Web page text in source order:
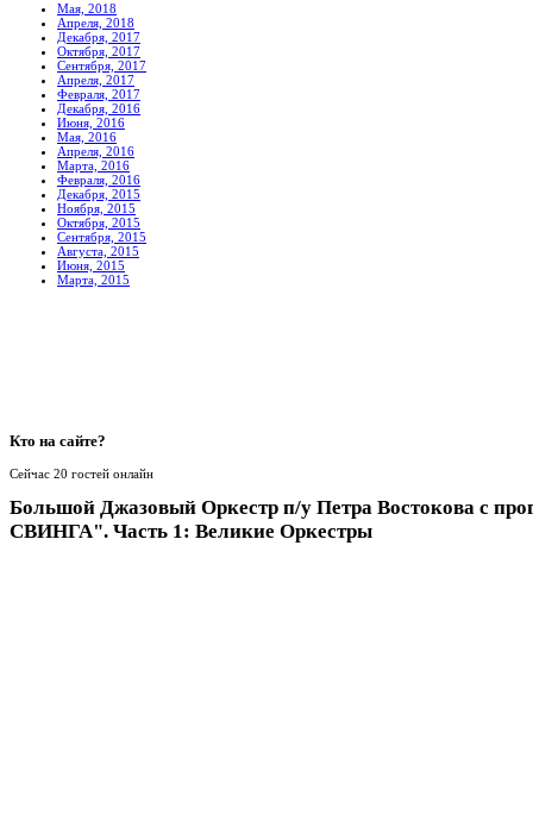
Мая, 2018
Апреля, 2018
Декабря, 2017
Октября, 2017
Сентября, 2017
Апреля, 2017
Февраля, 2017
Декабря, 2016
Июня, 2016
Мая, 2016
Апреля, 2016
Марта, 2016
Февраля, 2016
Декабря, 2015
Ноября, 2015
Октября, 2015
Сентября, 2015
Августа, 2015
Июня, 2015
Марта, 2015
Кто на сайте?
Сейчас 20 гостей онлайн
Большой Джазовый Оркестр п/у Петра Востокова с
СВИНГА". Часть 1: Великие Оркестры